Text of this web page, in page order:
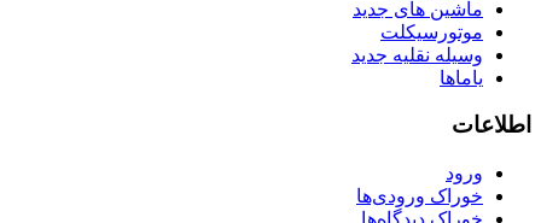
ماشین های جدید
موتورسیکلت
وسیله نقلیه جدید
یاماها
اطلاعات
ورود
خوراک ورودی‌ها
خوراک دیدگاه‌ها